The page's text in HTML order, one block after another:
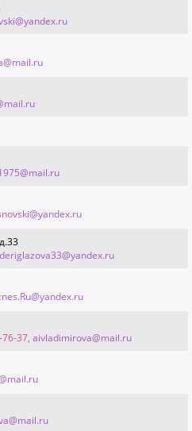
76-37, aivladimirova@mail.ru